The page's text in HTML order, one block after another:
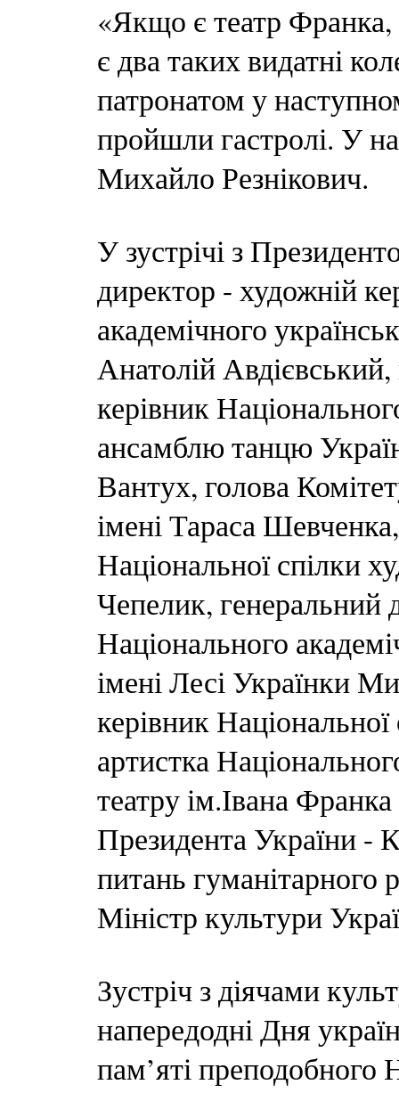
«Якщо є театр
є два таких видатні
патронатом у
пройшли гастролі. У
Михайло Резнікович.
У зустрічі з
директор - художній
академічного
Анатолій
керівник
ансамблю танцю
Вантух, голова
імені Тараса
Національної спілки
Чепелик, генеральний
Національного
імені Лесі Українки
керівник
артистка
театру ім.Івана
Президента України -
питань
Міністр культури
Зустріч з діячами
напередодні Дня
пам’яті преподобного